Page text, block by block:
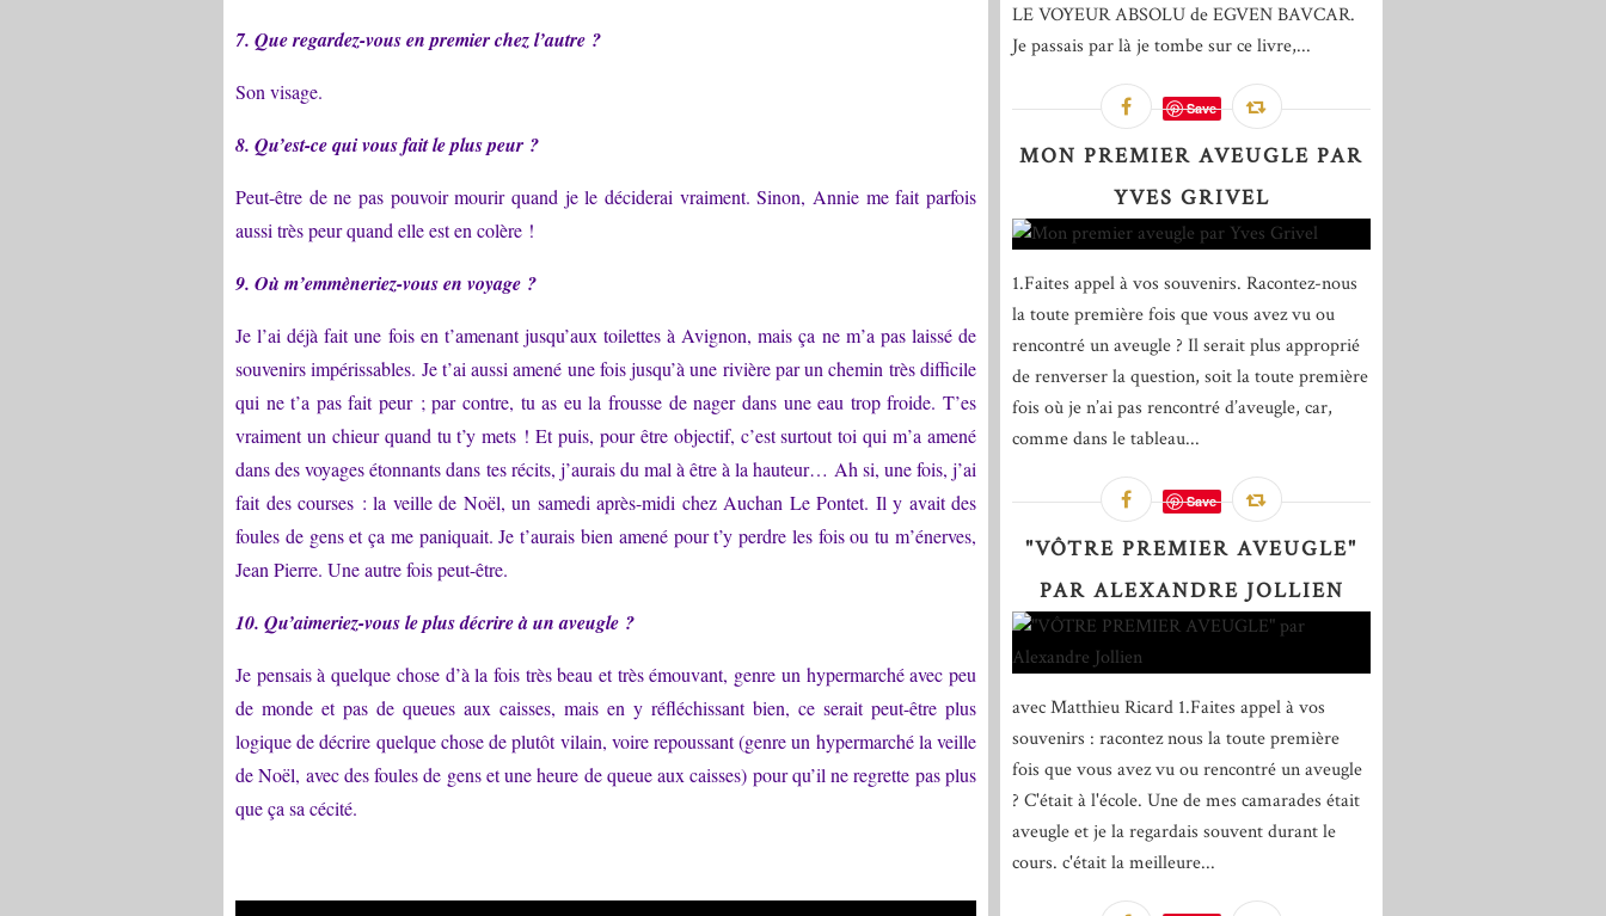
7. Que regardez-vous en premier chez l’autre ?
Son visage.
8. Qu’est-ce qui vous fait le plus peur ?
Peut-être de ne pas pouvoir mourir quand je le déciderai vraiment. Sinon, Annie me fait parfois
aussi très peur quand elle est en colère !
9. Où m’emmèneriez-vous en voyage ?
Je l’ai déjà fait une fois en t’amenant jusqu’aux toilettes à Avignon, mais ça ne m’a pas laissé de
souvenirs impérissables. Je t’ai aussi amené une fois jusqu’à une rivière par un chemin très difficile
qui ne t’a pas fait peur ; par contre, tu as eu la frousse de nager dans une eau trop froide. T’es
vraiment un chieur quand tu t’y mets ! Et puis, pour être objectif, c’est surtout toi qui m’a amené
dans des voyages étonnants dans tes récits, j’aurais du mal à être à la hauteur… Ah si, une fois, j’ai
fait des courses : la veille de Noël, un samedi après-midi chez Auchan Le Pontet. Il y avait des
foules de gens et ça me paniquait. Je t’aurais bien amené pour t’y perdre les fois ou tu m’énerves,
Jean Pierre. Une autre fois peut-être.
10. Qu’aimeriez-vous le plus décrire à un aveugle ?
Je pensais à quelque chose d’à la fois très beau et très émouvant, genre un hypermarché avec peu
de monde et pas de queues aux caisses, mais en y réfléchissant bien, ce serait peut-être plus
logique de décrire quelque chose de plutôt vilain, voire repoussant (genre un hypermarché la veille
de Noël, avec des foules de gens et une heure de queue aux caisses) pour qu’il ne regrette pas plus
que ça sa cécité.
LE VOYEUR ABSOLU de EGVEN BAVCAR.
Je passais par là je tombe sur ce livre,...
Save
MON PREMIER AVEUGLE PAR
YVES GRIVEL
1.Faites appel à vos souvenirs. Racontez-nous
la toute première fois que vous avez vu ou
rencontré un aveugle ? Il serait plus approprié
de renverser la question, soit la toute première
fois où je n’ai pas rencontré d’aveugle, car,
comme dans le tableau...
Save
"VÔTRE PREMIER AVEUGLE"
PAR ALEXANDRE JOLLIEN
avec Matthieu Ricard 1.Faites appel à vos
souvenirs : racontez nous la toute première
fois que vous avez vu ou rencontré un aveugle
? C'était à l'école. Une de mes camarades était
aveugle et je la regardais souvent durant le
cours. c'était la meilleure...